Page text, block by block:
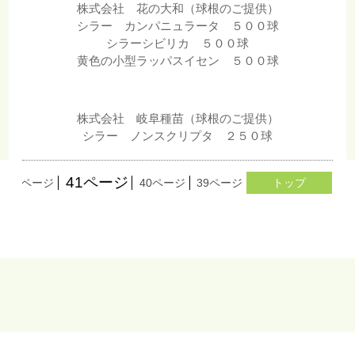
株式会社 花の大和（球根のご提供）
シラー カンパニュラータ ５００球
シラーシビリカ ５００球
黄色の小型ラッパスイセン ５００球
株式会社 岐阜種苗（球根のご提供）
シラー ノンスクリプタ ２５０球
42ページ 41ページ 40ページ 39ページ 38ページ
トップ